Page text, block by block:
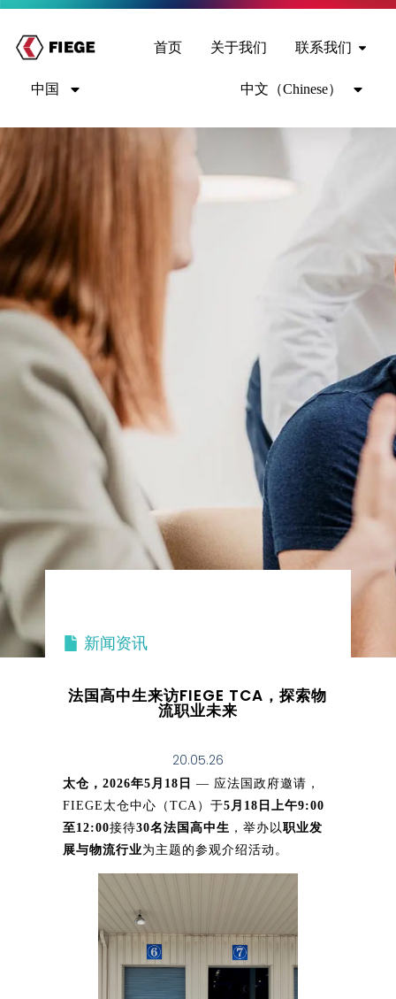
首页 关于我们 联系我们
中国 中文（Chinese）
新闻资讯
法国高中生来访FIEGE TCA，探索物
流职业未来
20.05.26
太仓，2026年5月18日 — 应法国政府邀请，
FIEGE太仓中心（TCA）于5月18日上午9:00
至12:00接待30名法国高中生 ，举办以职业发
展与物流行业为主题的参观介绍活动。